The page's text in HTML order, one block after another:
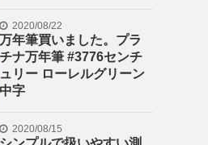
2020/08/22
万年筆買いました。プラ
チナ万年筆 #3776センチ
ュリー ローレルグリーン
中字
2020/08/15